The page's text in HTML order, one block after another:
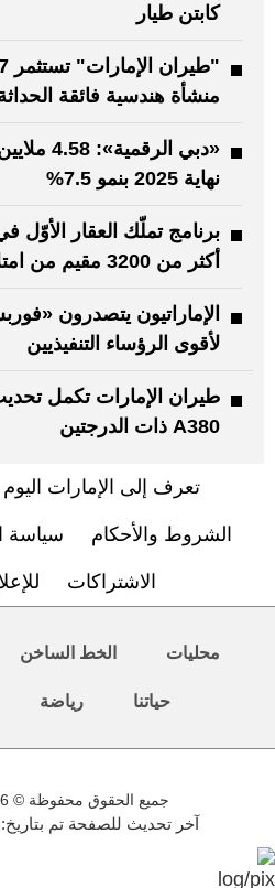
كابتن طيار
منشأة هندسية فائقة
«دبي
نهاية 2025 بنمو 7.5%
برنامج تملّك العقار
أكثر من 3200 مقيم من امتلاك منازل
الإماراتيون يتصدرون
لأقوى الرؤساء التنفيذيين
طيران الإمارات تكمل
A380 ذات الدرجتين
تعرف إلى الإمارات اليوم
الشروط والأحكام سياسة
الاشتراكات
محليات الخط الساخن
حياتنا رياضة
جميع الحقوق محفوظة © 2026 مؤسسة دبي
آخر تحديث للصفحة تم بتاريخ: 16 يوليو 2025 12:18